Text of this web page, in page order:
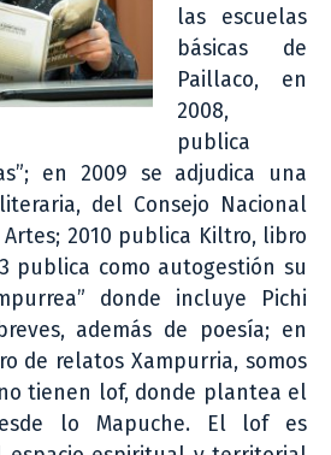
las escuelas
básicas de
Paillaco, en
2008,
publica
en 2009 se adjudica una
del Consejo Nacional
2010 publica Kiltro, libro
publica como autogestión su
donde incluye Pichi
además de poesía; en
de relatos Xampurria, somos
tienen lof, donde plantea el
lo Mapuche. El lof es